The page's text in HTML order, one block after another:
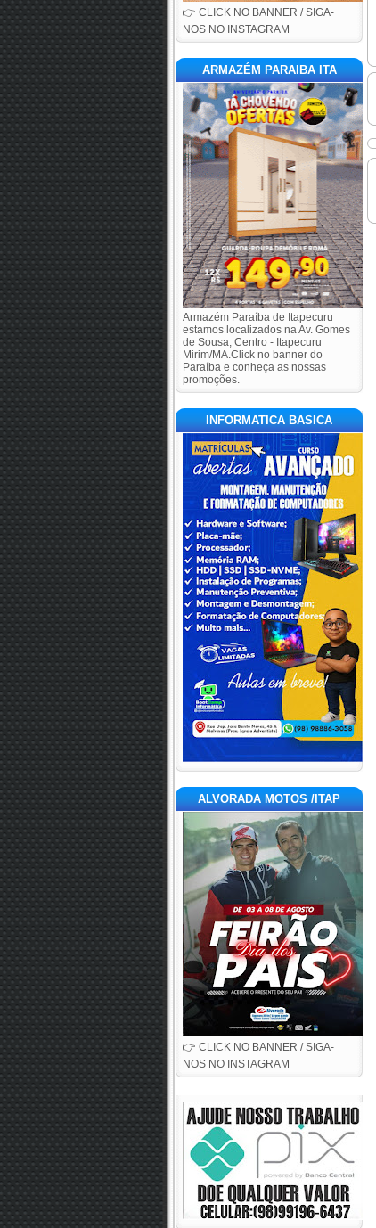
👉 CLICK NO BANNER / SIGA-
NOS NO INSTAGRAM
ARMAZÉM PARAIBA ITA
Armazém Paraíba de Itapecuru
estamos localizados na Av. Gomes
de Sousa, Centro - Itapecuru
Mirim/MA.Click no banner do
Paraíba e conheça as nossas
promoções.
INFORMATICA BASICA
ALVORADA MOTOS /ITAP
👉 CLICK NO BANNER / SIGA-
NOS NO INSTAGRAM